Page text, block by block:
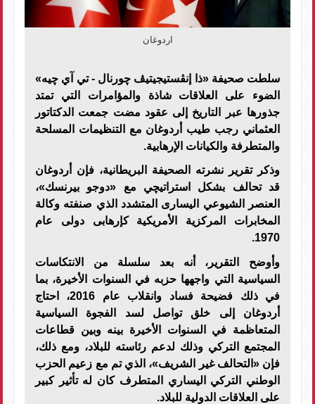
اردوغان
سلطت صحيفة «ذا إنڤستيجيتيڤ چورنال - تي آي چيه»
الضوء على العلاقات شاذة والمؤامرات التي تمتد
جذورها عبر التاريخ إلى عقود مضت جمعت الدكتاتور
العثماني رجب طيب أردوغان مع التنظيمات المسلحة
والمتطرفة والكيانات الإرهابية.
وذكر تقرير نشرته الصحيفة البريطانية، فإن أردوغان
قد تحالف بشكل استراتيچي مع «دوجو بيرنسك»،
العنصر الشيوعي اليسارى المتشدد الذي صنفته وكالة
المخابرات المركزية الأمريكية كإرهابى دولى عام
1970.
وأوضح التقرير، أنه بعد سلسلة من الانتكاسات
السياسية التي واجهها حزبه في السنوات الأخيرة، بما
في ذلك فضيحة فساد وانقلاب عام 2016، احتاج
أردوغان إلى خلق تواصل لسد الفجوة السياسية
المتعاظمة في السنوات الأخيرة بينه وبين قطاعات
المجتمع التركي وذلك لدعم رئاسته للبلاد، ومع ذلك،
فإن «التحالف غير الشريف»، الذي تم مع زعيم الحزب
الوطني التركي اليساري المتطرف كان له تأثير كبير
على العلاقات الدولية للبلاد.